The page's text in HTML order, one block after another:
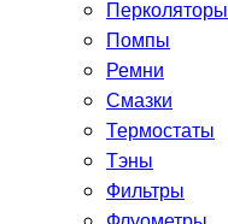
Перколяторы
Помпы
Ремни
Смазки
Термостаты
Тэны
Фильтры